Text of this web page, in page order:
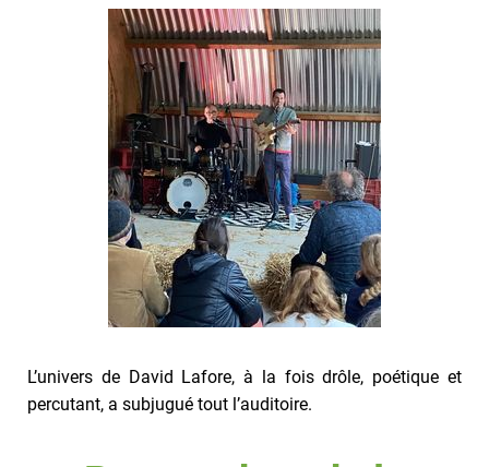
L’univers de David Lafore, à la fois drôle, poétique et
percutant, a subjugué tout l’auditoire.